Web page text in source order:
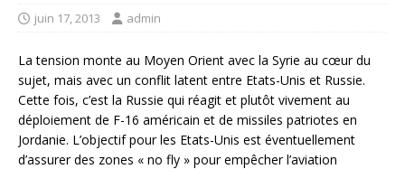
juin 17, 2013 admin
La tension monte au Moyen Orient avec la Syrie au cœur du
sujet, mais avec un conflit latent entre Etats-Unis et Russie.
Cette fois, c’est la Russie qui réagit et plutôt vivement au
déploiement de F-16 américain et de missiles patriotes en
Jordanie. L’objectif pour les Etats-Unis est éventuellement
d’assurer des zones « no fly » pour empêcher l’aviation